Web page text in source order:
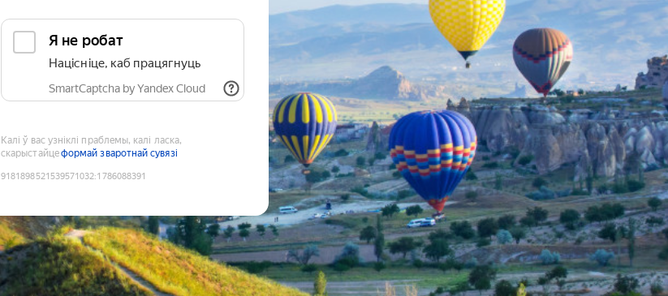
Я не робат
Націсніце, каб працягнуць
SmartCaptcha by Yandex Cloud
Калі ў вас узніклі праблемы, калі ласка,
скарыстайцеформай зваротнай сувязі
9181898521539571032:1786088391